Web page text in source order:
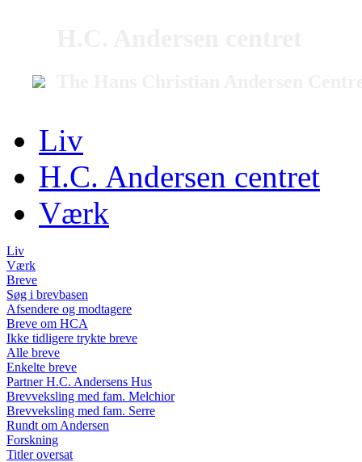
Liv
H.C. Andersen centret
Værk
Liv
Værk
Breve
Søg i brevbasen
Afsendere og modtagere
Breve om HCA
Ikke tidligere trykte breve
Alle breve
Enkelte breve
Partner H.C. Andersens Hus
Brevveksling med fam. Melchior
Brevveksling med fam. Serre
Rundt om Andersen
Forskning
Titler oversat